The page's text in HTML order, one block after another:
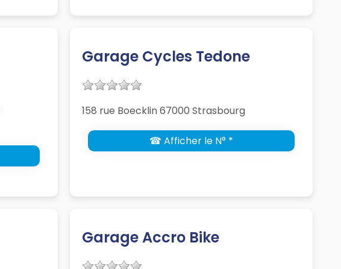
Garage Cycles Tedone
158 rue Boecklin 67000 Strasbourg
☎ Afficher le N° *
Garage Accro Bike